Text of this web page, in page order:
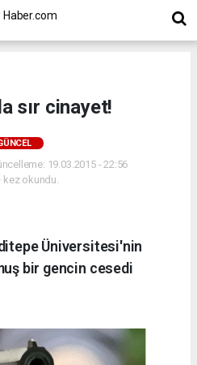
sır cinayet!
19.03.2015 - 22:56
kez okundu.
Üniversitesi'nin
bir gencin cesedi